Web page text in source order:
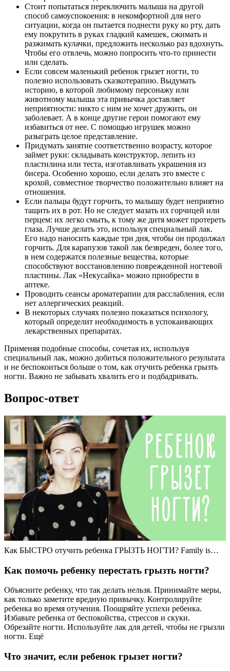
Стоит попытаться переключить малыша на другой
способ самоуспокоения: в некомфортной для него
ситуации, когда он пытается поднести руку ко рту, дать
ему покрутить в руках гладкий камешек, сжимать и
разжимать кулачки, предложить несколько раз вдохнуть.
Чтобы его отвлечь, можно попросить что-то принести
или сделать.
Если совсем маленький ребенок грызет ногти, то
полезно использовать сказкотерапию. Выдумать
историю, в которой любимому персонажу или
животному малыша эта привычка доставляет
неприятности: никто с ним не хочет дружить, он
заболевает. А в конце другие герои помогают ему
избавиться от нее. С помощью игрушек можно
разыграть целое представление.
Придумать занятие соответственно возрасту, которое
займет руки: складывать конструктор, лепить из
пластилина или теста, изготавливать украшения из
бисера. Особенно хорошо, если делать это вместе с
крохой, совместное творчество положительно влияет на
отношения.
Если пальцы будут горчить, то малышу будет неприятно
тащить их в рот. Но не следует мазать их горчицей или
перцем: их легко смыть, к тому же дитя может протереть
глаза. Лучше делать это, используя специальный лак.
Его надо наносить каждые три дня, чтобы он продолжал
горчить. Для карапузов такой лак безвреден, более того,
в нем содержатся полезные вещества, которые
способствуют восстановлению поврежденной ногтевой
пластины. Лак «Некусайка» можно приобрести в
аптеке.
Проводить сеансы ароматерапии для расслабления, если
нет аллергических реакций.
В некоторых случаях полезно показаться психологу,
который определит необходимость в успокаивающих
лекарственных препаратах.
Применяя подобные способы, сочетая их, используя
специальный лак, можно добиться положительного результата
и не беспокоиться больше о том, как отучить ребенка грызть
ногти. Важно не забывать хвалить его и подбадривать.
Вопрос-ответ
Как БЫСТРО отучить ребенка ГРЫЗТЬ НОГТИ? Family is…
Как помочь ребенку перестать грызть ногти?
Объясните ребенку, что так делать нельзя. Принимайте меры,
как только заметите вредную привычку. Контролируйте
ребенка во время отучения. Поощряйте успехи ребенка.
Избавьте ребенка от беспокойства, стрессов и скуки.
Обрезайте ногти. Используйте лак для детей, чтобы не грызли
ногти. Ещё
Что значит, если ребенок грызет ногти?